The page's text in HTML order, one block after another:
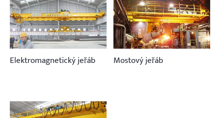
Elektromagnetický jeřáb Mostový jeřáb